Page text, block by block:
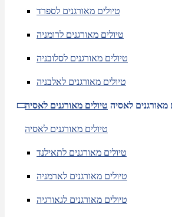
טיולים מאורגנים לספרד
טיולים מאורגנים לרומניה
טיולים מאורגנים לסלובניה
טיולים מאורגנים לאלבניה
מאורגנים לאסיה טיולים מאורגנים לאסיה
טיולים מאורגנים לאסיה
טיולים מאורגנים לתאילנד
טיולים מאורגנים לארמניה
טיולים מאורגנים לגאורגיה